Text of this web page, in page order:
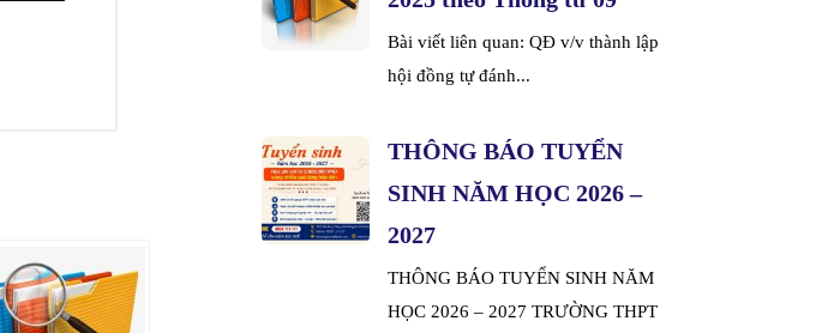
Bài viết liên quan: QĐ v/v thành lập
hội đồng tự đánh...
THÔNG BÁO TUYỂN
SINH NĂM HỌC 2026 –
2027
THÔNG BÁO TUYỂN SINH NĂM
HỌC 2026 – 2027 TRƯỜNG THPT